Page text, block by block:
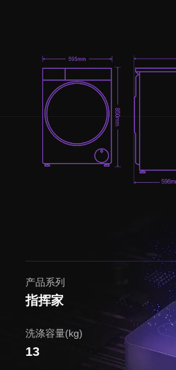
产品系列
指挥家
洗涤容量(kg)
13